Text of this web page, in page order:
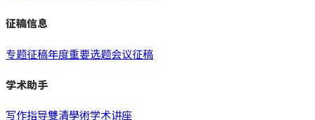
征稿信息
专题征稿年度重要选题会议征稿
学术助手
写作指导雙清學術学术讲座